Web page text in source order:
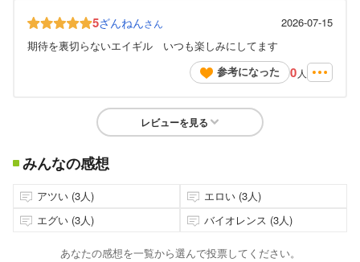
5ざんねんさん
2026-07-15
期待を裏切らないエイギル いつも楽しみにしてます
参考になった
0 人
レビューを見る
みんなの感想
アツい (3人)
エロい (3人)
エグい (3人)
バイオレンス (3人)
あなたの感想を一覧から選んで投票してください。